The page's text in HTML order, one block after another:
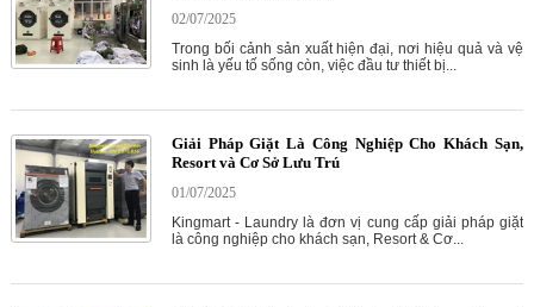
02/07/2025
Trong bối cảnh sản xuất hiện đại, nơi hiệu quả và vệ
sinh là yếu tố sống còn, việc đầu tư thiết bị...
Giải Pháp Giặt Là Công Nghiệp Cho Khách Sạn,
Resort và Cơ Sở Lưu Trú
01/07/2025
Kingmart - Laundry là đơn vị cung cấp giải pháp giặt
là công nghiệp cho khách sạn, Resort & Cơ...